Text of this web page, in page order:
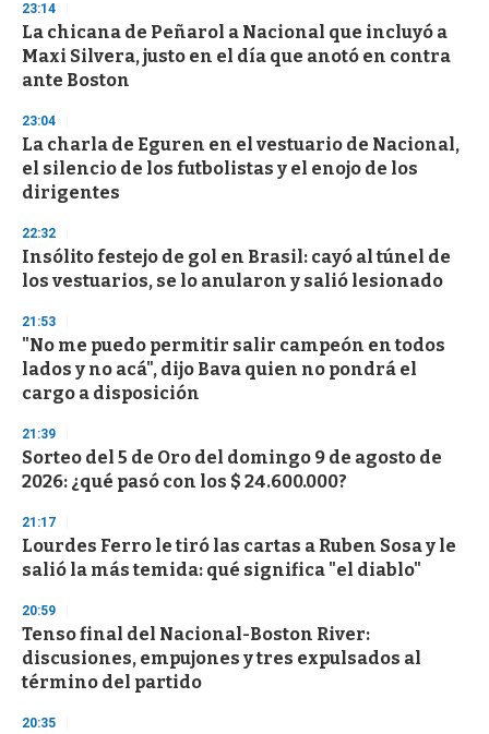
d
s
o
f
3
s
e
c
o
n
23:14
La chicana de Peñarol a Nacional que incluyó a
Maxi Silvera, justo en el día que anotó en contra
ante Boston
23:04
La charla de Eguren en el vestuario de Nacional,
el silencio de los futbolistas y el enojo de los
dirigentes
22:32
Insólito festejo de gol en Brasil: cayó al túnel de
los vestuarios, se lo anularon y salió lesionado
21:53
"No me puedo permitir salir campeón en todos
lados y no acá", dijo Bava quien no pondrá el
cargo a disposición
21:39
Sorteo del 5 de Oro del domingo 9 de agosto de
2026: ¿qué pasó con los $ 24.600.000?
21:17
Lourdes Ferro le tiró las cartas a Ruben Sosa y le
salió la más temida: qué significa "el diablo"
20:59
Tenso final del Nacional-Boston River:
discusiones, empujones y tres expulsados al
término del partido
20:35